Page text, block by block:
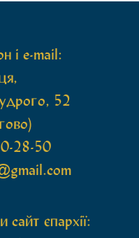
і e-mail:
52
28-50
єпархії: